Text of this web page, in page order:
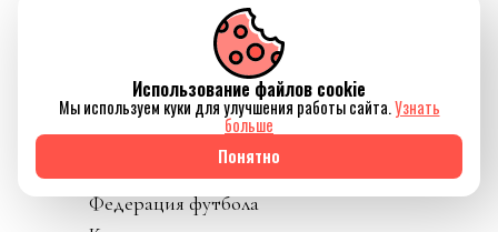
Опять смотрим что
такое «газлайтинг», а
равно и рассматриваем
подборку стран: Катар,
ОАЭ, Бутан, Шри
Ланка, Марокко.
Федерация футбола
Использование файлов cookie
Мы используем куки для улучшения работы сайта.Узнать
больше
Понятно